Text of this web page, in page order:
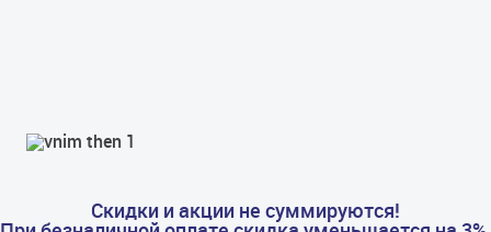
Скидки и акции не суммируются!